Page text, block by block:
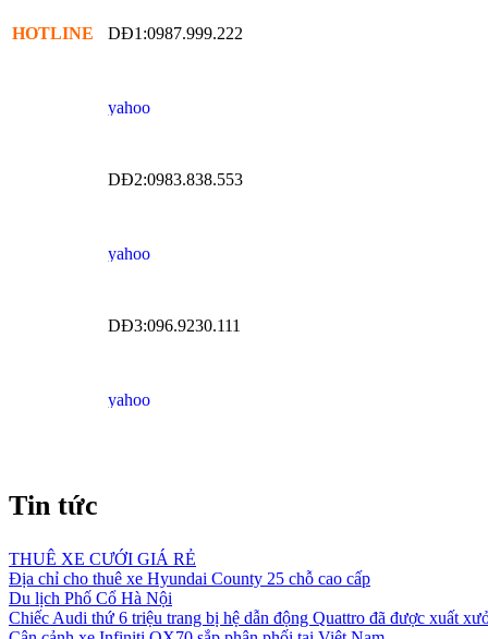
HOTLINE DĐ1:0987.999.222
DĐ2:0983.838.553
DĐ3:096.9230.111
Tin tức
THUÊ XE CƯỚI GIÁ RẺ
Địa chỉ cho thuê xe Hyundai County 25 chỗ cao cấp
Du lịch Phố Cổ Hà Nội
Chiếc Audi thứ 6 triệu trang bị hệ dẫn động Quattro đã được xuất